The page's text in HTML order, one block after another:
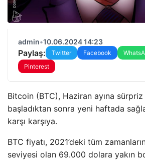
admin•10.06.2024 14:23
Paylaş: Twitter Facebook
Pinterest
Bitcoin (BTC), Haziran ayına
başladıktan sonra yeni haftada
karşı karşıya.
BTC fiyatı, 2021’deki tüm
seviyesi olan 69.000 dolara yakın